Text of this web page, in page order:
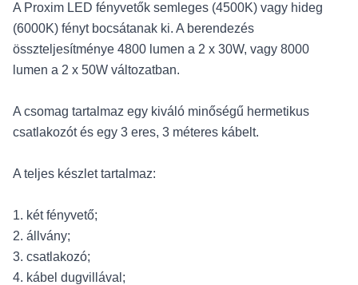
A Proxim LED fényvetők semleges (4500K) vagy hideg
(6000K) fényt bocsátanak ki. A berendezés
összteljesítménye 4800 lumen a 2 x 30W, vagy 8000
lumen a 2 x 50W változatban.
A csomag tartalmaz egy kiváló minőségű hermetikus
csatlakozót és egy 3 eres, 3 méteres kábelt.
A teljes készlet tartalmaz:
1. két fényvető;
2. állvány;
3. csatlakozó;
4. kábel dugvillával;